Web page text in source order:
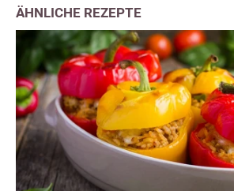
ÄHNLICHE REZEPTE